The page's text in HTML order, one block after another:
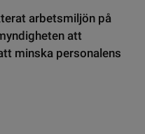
arbetsmiljön på
att
minska personalens